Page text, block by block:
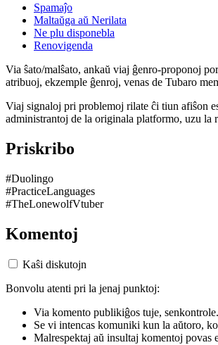
Spamaĵo
Maltaŭga aŭ Nerilata
Ne plu disponebla
Renovigenda
Via ŝato/malŝato, ankaŭ viaj ĝenro-proponoj
atribuoj, ekzemple ĝenroj, venas de Tubaro
Viaj signaloj pri problemoj rilate ĉi tiun afiŝon
administrantoj de la originala platformo, uzu la
Priskribo
#Duolingo
#PracticeLanguages
#TheLonewolfVtuber
Komentoj
Kaŝi diskutojn
Bonvolu atenti pri la jenaj punktoj:
Via komento publikiĝos tuje,
Se vi intencas komuniki kun la aŭtoro,
Malrespektaj aŭ insultaj komentoj povas